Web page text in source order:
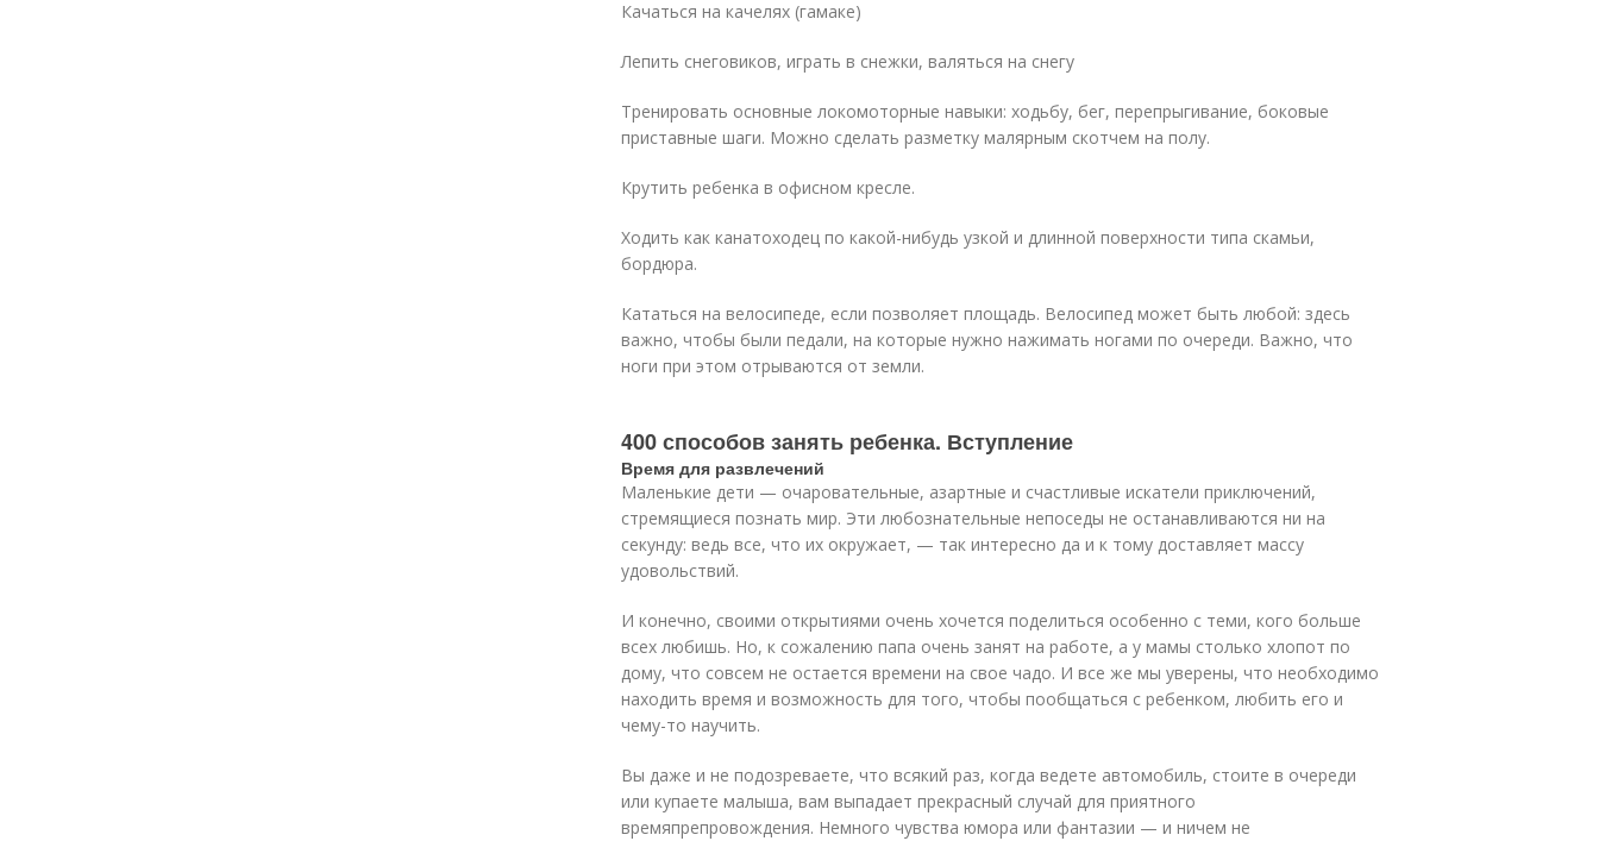
Качаться на качелях (гамаке)
Лепить снеговиков, играть в снежки, валяться на снегу
Тренировать основные локомоторные навыки: ходьбу, бег, перепрыгивание, боковые
приставные шаги. Можно сделать разметку малярным скотчем на полу.
Крутить ребенка в офисном кресле.
Ходить как канатоходец по какой-нибудь узкой и длинной поверхности типа скамьи,
бордюра.
Кататься на велосипеде, если позволяет площадь. Велосипед может быть любой: здесь
важно, чтобы были педали, на которые нужно нажимать ногами по очереди. Важно, что
ноги при этом отрываются от земли.
400 способов занять ребенка. Вступление
Время для развлечений
Маленькие дети — очаровательные, азартные и счастливые искатели приключений,
стремящиеся познать мир. Эти любознательные непоседы не останавливаются ни на
секунду: ведь все, что их окружает, — так интересно да и к тому доставляет массу
удовольствий.
И конечно, своими открытиями очень хочется поделиться особенно с теми, кого больше
всех любишь. Но, к сожалению папа очень занят на работе, а у мамы столько хлопот по
дому, что совсем не остается времени на свое чадо. И все же мы уверены, что необходимо
находить время и возможность для того, чтобы пообщаться с ребенком, любить его и
чему-то научить.
Вы даже и не подозреваете, что всякий раз, когда ведете автомобиль, стоите в очереди
или купаете малыша, вам выпадает прекрасный случай для приятного
времяпрепровождения. Немного чувства юмора или фантазии — и ничем не